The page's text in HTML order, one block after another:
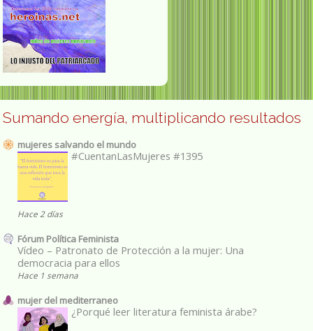
Sumando energía, multiplicando resultados
mujeres salvando el mundo
#CuentanLasMujeres #1395
Hace 2 días
Fórum Política Feminista
Vídeo – Patronato de Protección a la mujer: Una
democracia para ellos
Hace 1 semana
mujer del mediterraneo
¿Porqué leer literatura feminista árabe?